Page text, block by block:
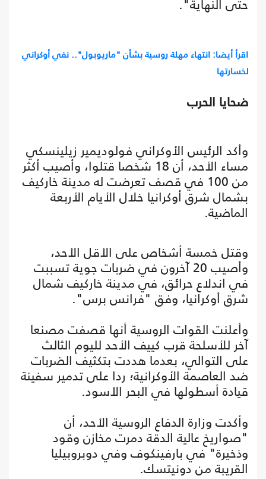
حتى النهاية".
اقرأ أيضا: انتهاء مهلة روسية بشأن "ماريوبول".. نفي أوكراني
لخسارتها
ضحايا الحرب
وأكد الرئيس الأوكراني فولوديمير زيلينسكي
مساء الأحد، أن 18 شخصا قتلوا، وأصيب أكثر
من 100 في قصف تعرضت له مدينة خاركيف
بشمال شرق أوكرانيا خلال الأيام الأربعة
الماضية.
وقتل خمسة أشخاص على الأقل الأحد،
وأصيب 20 آخرون في ضربات جوية تسببت
في اندلاع حرائق، في مدينة خاركيف شمال
شرق أوكرانيا، وفق "فرانس برس".
وأعلنت القوات الروسية أنها قصفت مصنعا
آخر للأسلحة قرب كييف الأحد لليوم الثالث
على التوالي، بعدما هددت بتكثيف الضربات
ضد العاصمة الأوكرانية؛ ردا على تدمير سفينة
قيادة أسطولها في البحر الأسود.
وأكدت وزارة الدفاع الروسية الأحد، أن
"صواريخ عالية الدقة دمرت مخازن وقود
وذخيرة" في بارفينكوف وفي دوبروبيليا
القريبة من دونيتسك.